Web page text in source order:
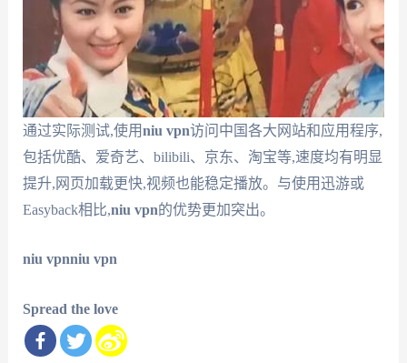
通过实际测试,使用niu vpn访问中国各大网站和应用程序,
包括优酷、爱奇艺、bilibili、京东、淘宝等,速度均有明显
提升,网页加载更快,视频也能稳定播放。与使用迅游或
Easyback相比,niu vpn的优势更加突出。
niu vpnniu vpn
Spread the love